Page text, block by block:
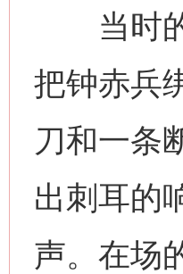
当时的
把钟赤兵
刀和一条
出刺耳的
声。在场